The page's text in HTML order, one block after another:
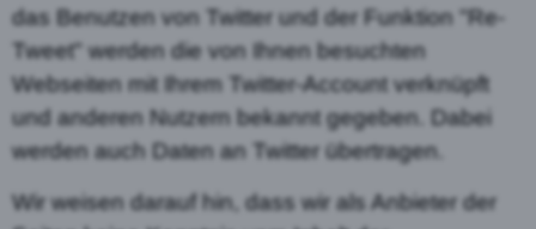
das Benutzen von Twitter und der Funktion "Re-
Tweet" werden die von Ihnen besuchten
Webseiten mit Ihrem Twitter-Account verknüpft
und anderen Nutzern bekannt gegeben. Dabei
werden auch Daten an Twitter übertragen.
Wir weisen darauf hin, dass wir als Anbieter der